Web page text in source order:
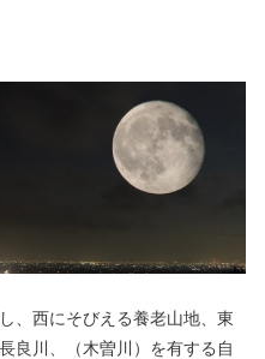
、西にそびえる養老山地、東
良川、（木曽川）を有する自